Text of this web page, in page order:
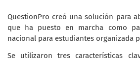
QuestionPro creó una solución para
que ha puesto en marcha como
nacional para estudiantes organizada
Se utilizaron tres características